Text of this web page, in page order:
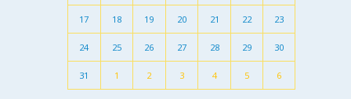
17 18 19 20 21 22 23
24 25 26 27 28 29 30
31 1 2 3 4 5 6